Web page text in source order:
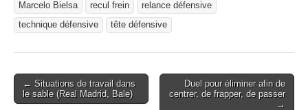
Marcelo Bielsa
recul frein
relance défensive
technique défensive
tête défensive
Post
navigation
← Situations de travail dans
le sable (Real Madrid, Bale)
Duel pour éliminer afin de
centrer, de frapper, de passer
→